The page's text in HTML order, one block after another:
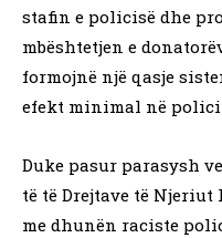
stafin e policisë dhe
mbështetjen e
formojnë një qasje
efekt minimal në
Duke pasur parasysh
të të Drejtave të
me dhunën raciste